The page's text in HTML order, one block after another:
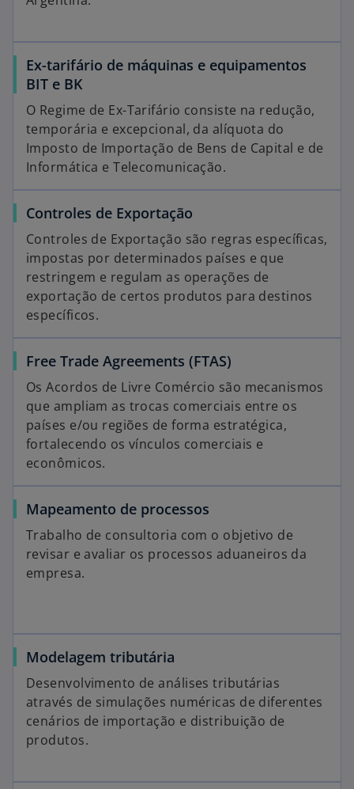
Ex-tarifário de máquinas e equipamentos
BIT e BK
O Regime de Ex-Tarifário consiste na redução,
temporária e excepcional, da alíquota do
Imposto de Importação de Bens de Capital e de
Informática e Telecomunicação.
Controles de Exportação
Controles de Exportação são regras específicas,
impostas por determinados países e que
restringem e regulam as operações de
exportação de certos produtos para destinos
específicos.
Free Trade Agreements (FTAS)
Os Acordos de Livre Comércio são mecanismos
que ampliam as trocas comerciais entre os
países e/ou regiões de forma estratégica,
fortalecendo os vínculos comerciais e
econômicos.
Mapeamento de processos
Trabalho de consultoria com o objetivo de
revisar e avaliar os processos aduaneiros da
empresa.
Modelagem tributária
Desenvolvimento de análises tributárias
através de simulações numéricas de diferentes
cenários de importação e distribuição de
produtos.